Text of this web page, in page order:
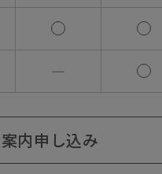
―
内申し込み